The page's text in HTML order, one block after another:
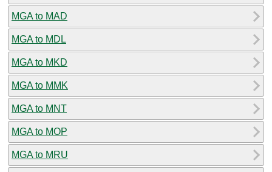
MGA to MAD
MGA to MDL
MGA to MKD
MGA to MMK
MGA to MNT
MGA to MOP
MGA to MRU